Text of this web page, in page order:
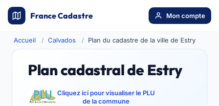
France Cadastre Mon compte
Accueil Calvados Plan du cadastre de la ville de Estry
Plan cadastral de Estry
Cliquez ici pour visualiser le PLU
de la commune